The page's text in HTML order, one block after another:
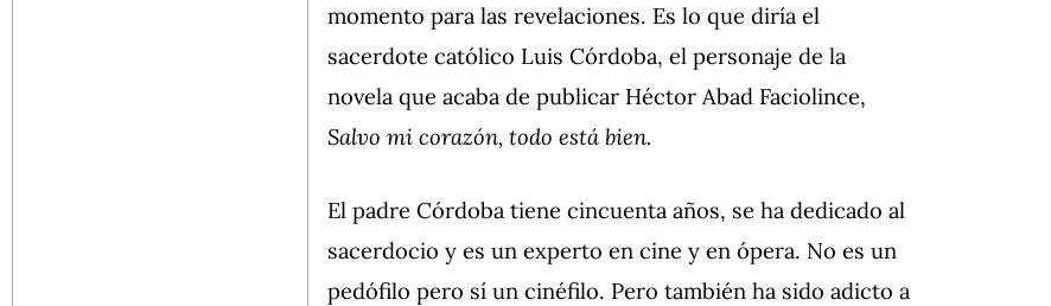
momento para las revelaciones. Es lo que diría el
sacerdote católico Luis Córdoba, el personaje de la
novela que acaba de publicar Héctor Abad Faciolince,
Salvo mi corazón, todo está bien.
El padre Córdoba tiene cincuenta años, se ha dedicado al
sacerdocio y es un experto en cine y en ópera. No es un
pedófilo pero sí un cinéfilo. Pero también ha sido adicto a